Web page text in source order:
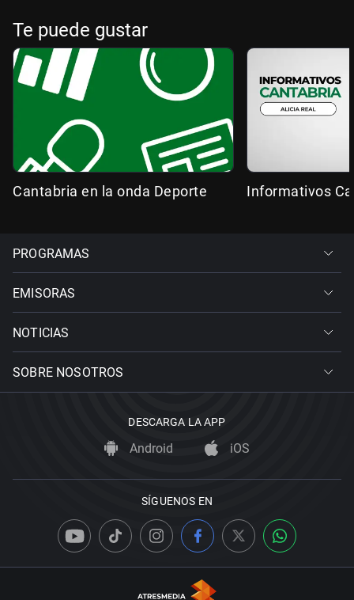
Te puede gustar
Cantabria en la onda Deporte Informativos
PROGRAMAS
EMISORAS
NOTICIAS
SOBRE NOSOTROS
DESCARGA LA APP
Android iOS
SÍGUENOS EN